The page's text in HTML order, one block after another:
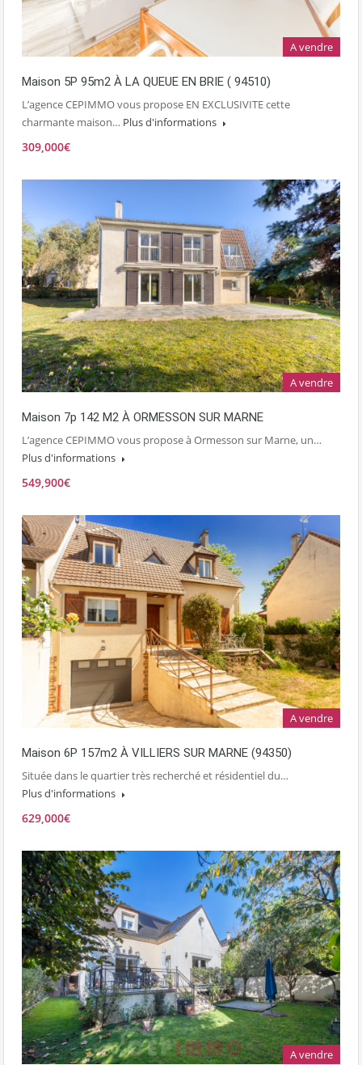
A vendre
Maison 5P 95m2 À LA QUEUE EN BRIE ( 94510)
L’agence CEPIMMO vous propose EN EXCLUSIVITE cette
charmante maison… Plus d'informations
309,000€
A vendre
Maison 7p 142 M2 À ORMESSON SUR MARNE
L’agence CEPIMMO vous propose à Ormesson sur Marne, un…
Plus d'informations
549,900€
A vendre
Maison 6P 157m2 À VILLIERS SUR MARNE (94350)
Située dans le quartier très recherché et résidentiel du…
Plus d'informations
629,000€
A vendre